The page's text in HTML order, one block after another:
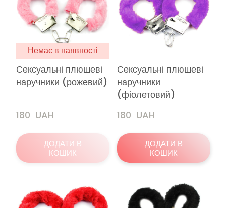
Немає в наявності
Сексуальні плюшеві
наручники (рожевий)
180  UAH
ДОДАТИ В
КОШИК
Сексуальні плюшеві
наручники
(фіолетовий)
180  UAH
ДОДАТИ В
КОШИК